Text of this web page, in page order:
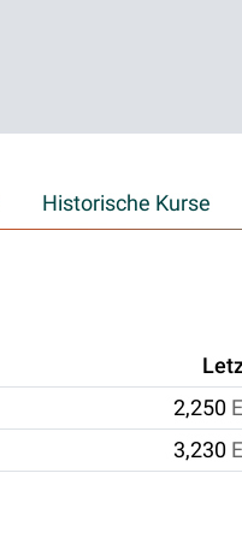
Historische Kurse
2,250
3,230